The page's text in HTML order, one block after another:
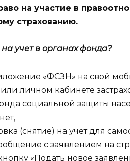
на участие в
страхованию.
учет в органах фонда?
«ФСЗН» на свой
личном кабинете
социальной защиты
(снятие) на учет для
с заявлением на
«Подать новое